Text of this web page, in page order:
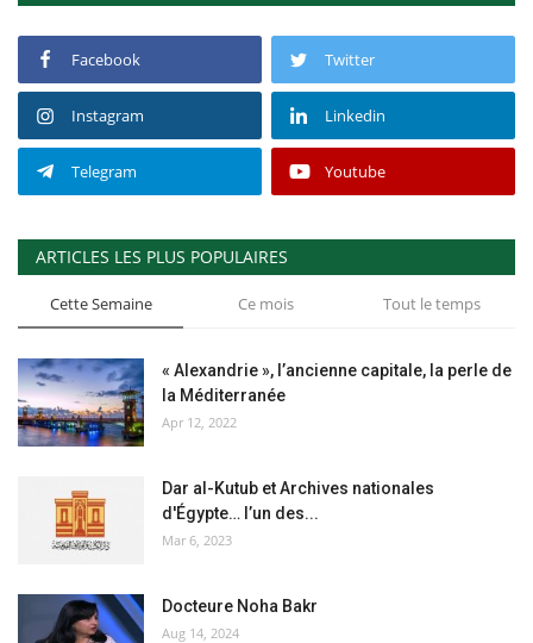
Facebook Twitter
Instagram Linkedin
Telegram Youtube
ARTICLES LES PLUS POPULAIRES
Cette Semaine Ce mois Tout le temps
« Alexandrie », l’ancienne capitale, la perle de
la Méditerranée
Apr 12, 2022
Dar al-Kutub et Archives nationales
d'Égypte… l’un des...
Mar 6, 2023
Docteure Noha Bakr
Aug 14, 2024